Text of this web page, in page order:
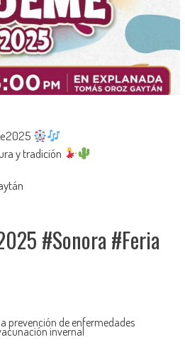
y tradición
#Sonora #Feria
prevención de enfermedades
invernal